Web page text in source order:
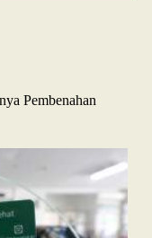
Pembenahan